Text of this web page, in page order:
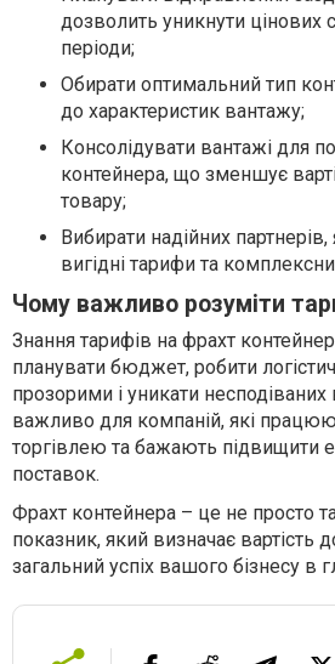
дозволить уникнути цінових
періоди;
Обирати оптимальний тип
до характеристик вантажу;
Консолідувати вантажі для
контейнера, що зменшує
товару;
Вибирати надійних
вигідні тарифи та
Чому важливо розуміти
Знання тарифів на фрахт
планувати бюджет, робити
прозорими і уникати
важливо для компаній, які
торгівлею та бажають підвищити
поставок.
Фрахт контейнера – це не просто
показник, який визначає вартість
загальний успіх вашого бізнесу в